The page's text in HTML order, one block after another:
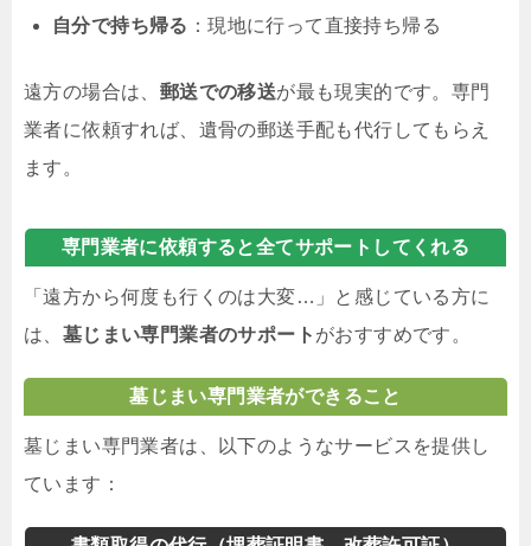
自分で持ち帰る ：現地に行って直接持ち帰る
遠方の場合は、 郵送での移送が最も現実的です。専門
業者に依頼すれば、遺骨の郵送手配も代行してもらえ
ます。
専門業者に依頼すると全てサポートしてくれる
「遠方から何度も行くのは大変…」と感じている方に
は、 墓じまい専門業者のサポート がおすすめです。
墓じまい専門業者ができること
墓じまい専門業者は、以下のようなサービスを提供し
ています：